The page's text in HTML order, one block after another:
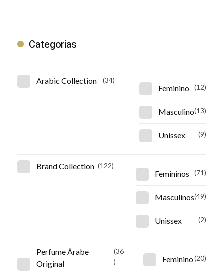
Categorias
Arabic Collection (34)
Feminino (12)
Masculino(13)
Unissex (9)
Brand Collection (122)
Femininos (71)
Masculinos(49)
Unissex (2)
Perfume Árabe
Original
(36
)
Feminino(20)